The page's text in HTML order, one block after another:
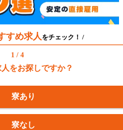
すめ求人をチェック！ /
1 / 4
をお探しですか？
寮あり
寮なし